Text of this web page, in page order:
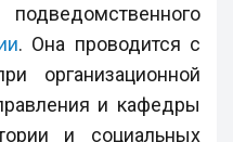
. Она проводится с
организационной
и кафедры
и социальных